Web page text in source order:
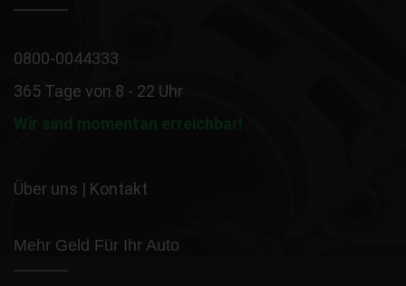
0800-0044333
365 Tage von 8 - 22 Uhr
Wir sind momentan erreichbar!
Über uns | Kontakt
Mehr Geld Für Ihr Auto